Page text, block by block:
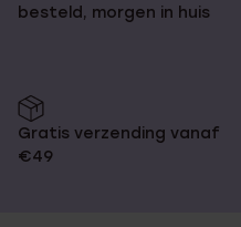
besteld, morgen in huis
Gratis verzending vanaf
€49